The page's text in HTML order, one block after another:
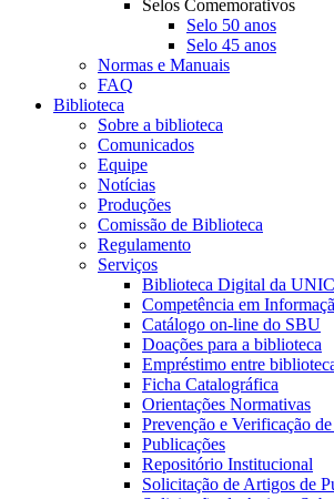
Selos Comemorativos
Selo 50 anos
Selo 45 anos
Normas e Manuais
FAQ
Biblioteca
Sobre a biblioteca
Comunicados
Equipe
Notícias
Produções
Comissão de Biblioteca
Regulamento
Serviços
Biblioteca Digital da
Competência em
Catálogo on-line do SBU
Doações para a biblioteca
Empréstimo entre
Ficha Catalográfica
Orientações Normativas
Prevenção e Verificação
Publicações
Repositório Institucional
Solicitação de Artigos de